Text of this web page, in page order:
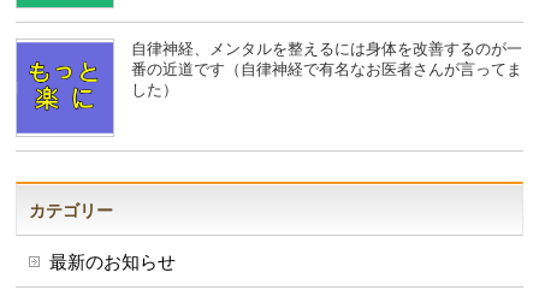
自律神経、メンタルを整えるには身体を改善するのが一
番の近道です（自律神経で有名なお医者さんが言ってま
した）
カテゴリー
最新のお知らせ